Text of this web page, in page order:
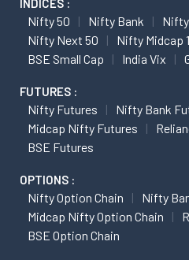
INDICES :
Nifty 50 Nifty Bank
Nifty Next 50
Nifty Midcap
BSE Small Cap
India Vix
FUTURES :
Nifty Futures
Nifty Bank
Midcap Nifty Futures
BSE Futures
OPTIONS :
Nifty Option Chain
Nifty
Midcap Nifty Option Chain
BSE Option Chain